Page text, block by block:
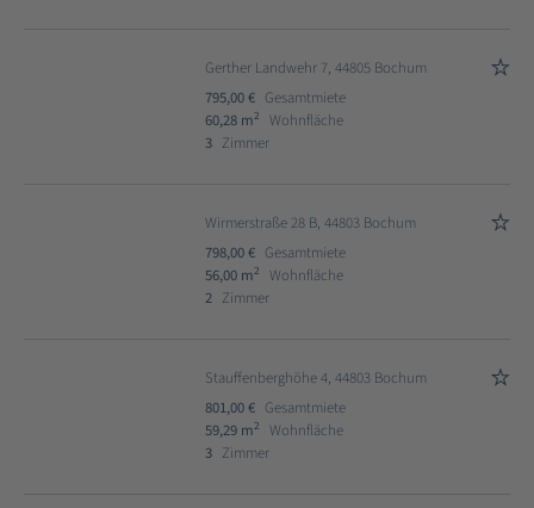
Gerther Landwehr 7, 44805 Bochum
795,00 € Gesamtmiete
60,28 m2
Wohnfläche
3 Zimmer
Wirmerstraße 28 B, 44803 Bochum
798,00 € Gesamtmiete
56,00 m2
Wohnfläche
2 Zimmer
Stauffenberghöhe 4, 44803 Bochum
801,00 € Gesamtmiete
59,29 m2
Wohnfläche
3 Zimmer